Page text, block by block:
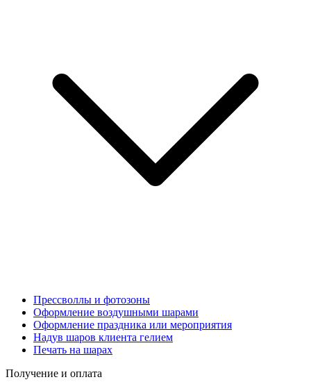
Прессволлы и фотозоны
Оформление воздушными шарами
Оформление праздника или мероприятия
Надув шаров клиента гелием
Печать на шарах
Получение и оплата